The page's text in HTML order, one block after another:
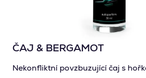
ČAJ & BERGAMOT
Nekonfliktní povzbuzující čaj s